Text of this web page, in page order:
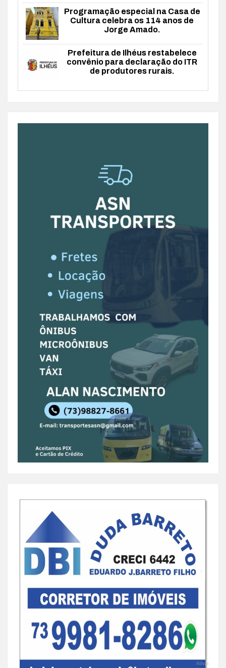
Programação especial na Casa de
Cultura celebra os 114 anos de
Jorge Amado.
Prefeitura de Ilhéus restabelece
convênio para declaração do ITR
de produtores rurais.